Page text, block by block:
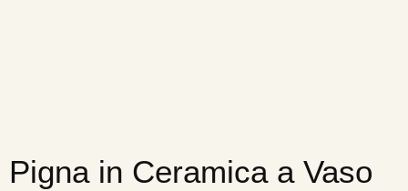
Pigna in Ceramica a Vaso